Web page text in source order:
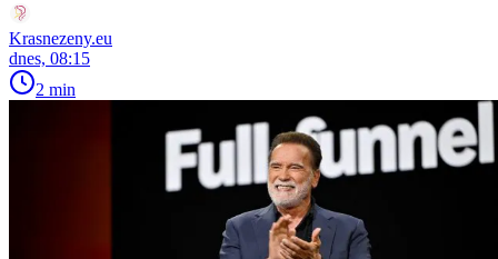
Krasnezeny.eu
dnes, 08:15
2 min